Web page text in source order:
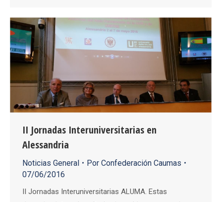
II Jornadas Interuniversitarias en
Alessandria
Noticias General Por Confederación Caumas
07/06/2016
II Jornadas Interuniversitarias ALUMA. Estas